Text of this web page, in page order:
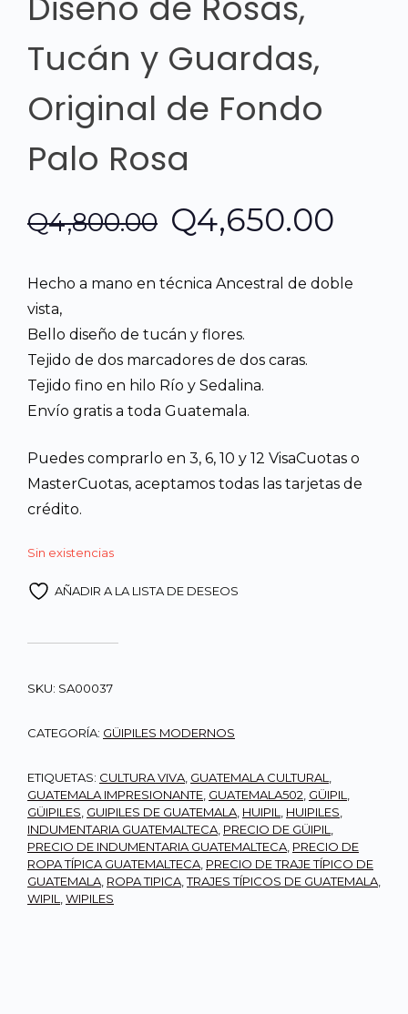
Tucán y Guardas,
Original de Fondo
Palo Rosa
Q4,800.00 El
precio
era:
Q4,800.00.
Q4,650.00
Hecho a mano en técnica Ancestral de doble
vista,
Bello diseño de tucán y flores.
Tejido de dos marcadores de dos caras.
Tejido fino en hilo Río y Sedalina.
Envío gratis a toda Guatemala.
Puedes comprarlo en 3, 6, 10 y 12 VisaCuotas o
MasterCuotas, aceptamos todas las tarjetas de
crédito.
Sin existencias
AÑADIR A LA LISTA DE DESEOS
SKU: SA00037
CATEGORÍA: GÜIPILES MODERNOS
ETIQUETAS: CULTURA VIVA GUATEMALA CULTURAL
GUATEMALA IMPRESIONANTE GUATEMALA502 GÜIPIL
GÜIPILES GUIPILES DE GUATEMALA HUIPIL HUIPILES
INDUMENTARIA GUATEMALTECA PRECIO DE GÜIPIL
PRECIO DE INDUMENTARIA GUATEMALTECA PRECIO DE
ROPA TÍPICA GUATEMALTECA PRECIO DE TRAJE TÍPICO DE
GUATEMALA ROPA TIPICA ,TRAJES TÍPICOS DE GUATEMALA
WIPIL
WIPILES